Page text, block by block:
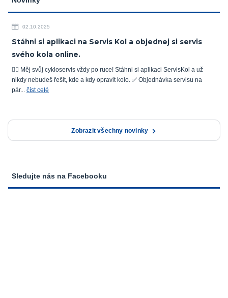
02.10.2025
Stáhni si aplikaci na Servis Kol a objednej si servis
svého kola online.
🚴‍♂️ Měj svůj cykloservis vždy po ruce! Stáhni si aplikaci ServisKol a už
nikdy nebudeš řešit, kde a kdy opravit kolo. ✅ Objednávka servisu na
pár... číst celé
Zobrazit všechny novinky
Sledujte nás na Facebooku